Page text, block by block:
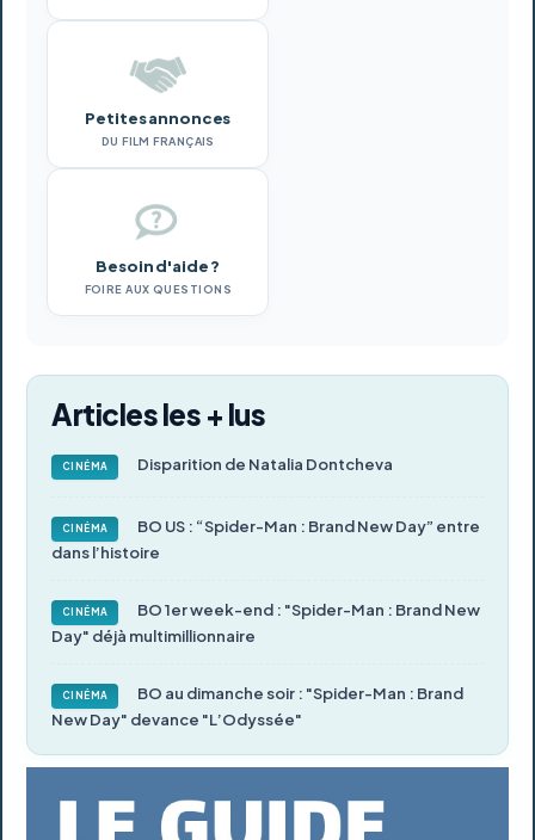
Petites annonces
DU FILM FRANÇAIS
Besoin d'aide ?
FOIRE AUX QUESTIONS
Articles les + lus
CINÉMA Disparition de Natalia Dontcheva
CINÉMA
BO US : “Spider-Man : Brand New Day” entre
dans l’histoire
CINÉMA
BO 1er week-end : "Spider-Man : Brand New
Day" déjà multimillionnaire
CINÉMA
BO au dimanche soir : "Spider-Man : Brand
New Day" devance "L’Odyssée"